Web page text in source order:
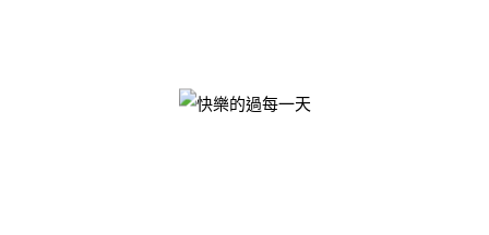
快樂的過每一天